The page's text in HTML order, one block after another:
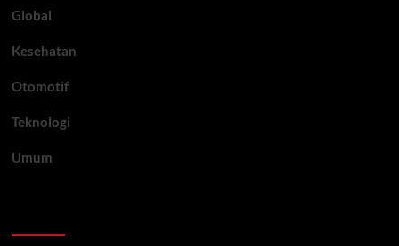
Global
Kesehatan
Otomotif
Teknologi
Umum